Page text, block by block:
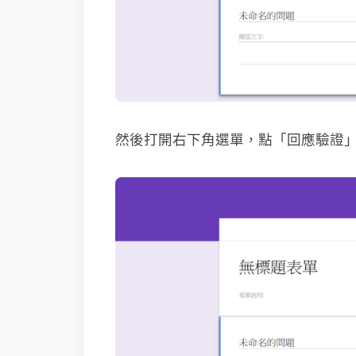
然後打開右下角選單，點「回應驗證